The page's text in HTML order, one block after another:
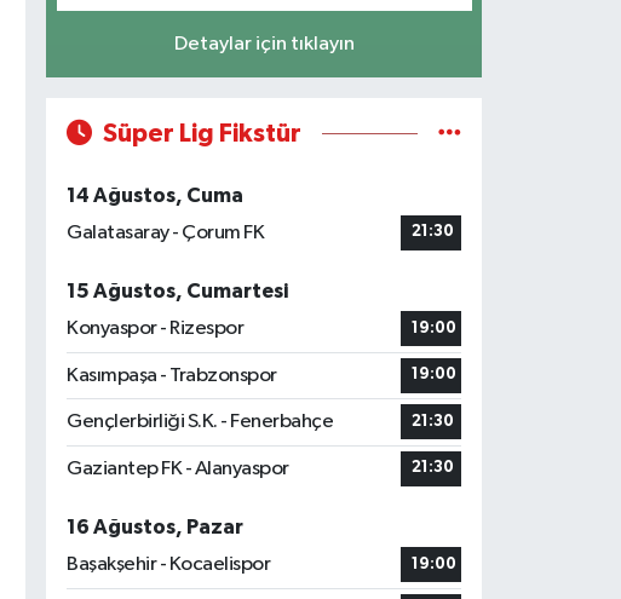
Detaylar için tıklayın
Süper Lig Fikstür
14 Ağustos, Cuma
Galatasaray - Çorum FK
21:30
15 Ağustos, Cumartesi
Konyaspor - Rizespor
19:00
Kasımpaşa - Trabzonspor 19:00
Gençlerbirliği S.K. - Fenerbahçe 21:30
Gaziantep FK - Alanyaspor 21:30
16 Ağustos, Pazar
Başakşehir - Kocaelispor
19:00